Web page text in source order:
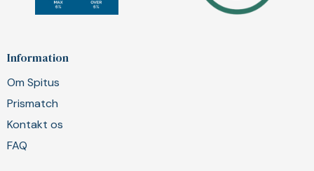
Information
Om Spitus
Prismatch
Kontakt os
FAQ